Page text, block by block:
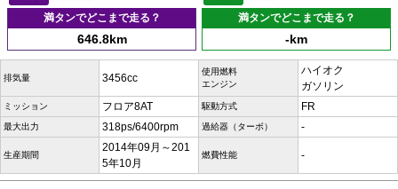
満タンでどこまで走る？
646.8km
満タンでどこまで走る？
-km
排気量 3456cc
使用燃料
エンジン
ハイオク
ガソリン
ミッション フロア8AT 駆動方式 FR
最大出力 318ps/6400rpm 過給器（ターボ） -
生産期間
2014年09月～201
5年10月
燃費性能 -